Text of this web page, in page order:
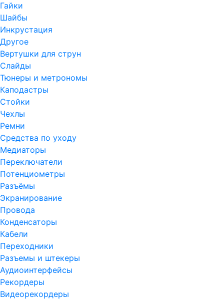
Гайки
Шайбы
Инкрустация
Другое
Вертушки для струн
Слайды
Тюнеры и метрономы
Каподастры
Стойки
Чехлы
Ремни
Средства по уходу
Медиаторы
Переключатели
Потенциометры
Разъёмы
Экранирование
Провода
Конденсаторы
Кабели
Переходники
Разъемы и штекеры
Аудиоинтерфейсы
Рекордеры
Видеорекордеры